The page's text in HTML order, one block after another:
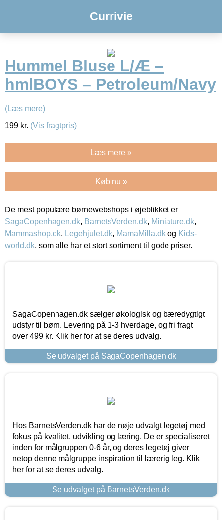
Currivie
Hummel Bluse L/Æ –
hmlBOYS – Petroleum/Navy
(Læs mere)
199 kr. (Vis fragtpris)
Læs mere »
Køb nu »
De mest populære børnewebshops i øjeblikket er
SagaCopenhagen.dk, BarnetsVerden.dk, Miniature.dk,
Mammashop.dk, Legehjulet.dk, MamaMilla.dk og Kids-
world.dk, som alle har et stort sortiment til gode priser.
SagaCopenhagen.dk sælger økologisk og bæredygtigt
udstyr til børn. Levering på 1-3 hverdage, og fri fragt
over 499 kr. Klik her for at se deres udvalg.
Se udvalget på SagaCopenhagen.dk
Hos BarnetsVerden.dk har de nøje udvalgt legetøj med
fokus på kvalitet, udvikling og læring. De er specialiseret
inden for målgruppen 0-6 år, og deres legetøj giver
netop denne målgruppe inspiration til lærerig leg. Klik
her for at se deres udvalg.
Se udvalget på BarnetsVerden.dk